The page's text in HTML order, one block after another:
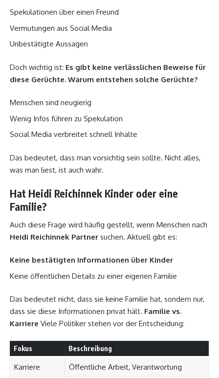
Spekulationen über einen Freund
Vermutungen aus Social Media
Unbestätigte Aussagen
Doch wichtig ist: Es gibt keine verlässlichen Beweise für
diese Gerüchte. Warum entstehen solche Gerüchte?
Menschen sind neugierig
Wenig Infos führen zu Spekulation
Social Media verbreitet schnell Inhalte
Das bedeutet, dass man vorsichtig sein sollte. Nicht alles,
was man liest, ist auch wahr.
Hat Heidi Reichinnek Kinder oder eine
Familie?
Auch diese Frage wird häufig gestellt, wenn Menschen nach
Heidi Reichinnek Partner suchen. Aktuell gibt es:
Keine bestätigten Informationen über Kinder
Keine öffentlichen Details zu einer eigenen Familie
Das bedeutet nicht, dass sie keine Familie hat, sondern nur,
dass sie diese Informationen privat hält. Familie vs.
Karriere Viele Politiker stehen vor der Entscheidung:
Fokus Beschreibung
Karriere Öffentliche Arbeit, Verantwortung